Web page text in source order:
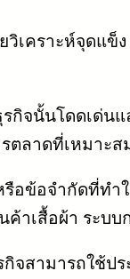
วิเคราะห์จุดแ
กิจนั้นโดดเด่น
ตลาดที่เหมาะส
อข้อจำกัดที่ทำ
าเสื้อผ้า ระบบ
จสามารถใช้ป